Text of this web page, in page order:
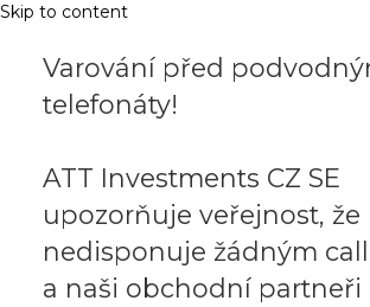
Skip to content
Varování před
telefonáty!
ATT Investments CZ SE
upozorňuje veřejnost, že
nedisponuje žádným
a naši obchodní partneři